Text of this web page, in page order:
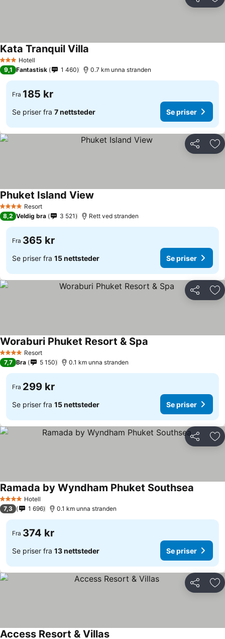
Del
3 StjernerHotell
Kata Tranquil Villa
9,1 Fantastisk 1 460 0.7 km unna stranden
Fra 185 kr
Se priser fra 7 nettsteder Se priser
Del
4 StjernerResort
Phuket Island View
8,2 Veldig bra 3 521 Rett ved stranden
Fra 365 kr
Se priser fra 15 nettsteder Se priser
Del
4 StjernerResort
Woraburi Phuket Resort & Spa
7,7 Bra 5 150 0.1 km unna stranden
Fra 299 kr
Se priser fra 15 nettsteder Se priser
Del
4 StjernerHotell
Ramada by Wyndham Phuket Southsea
7,3 1 696 0.1 km unna stranden
Fra 374 kr
Se priser fra 13 nettsteder Se priser
Del
Access Resort & Villas